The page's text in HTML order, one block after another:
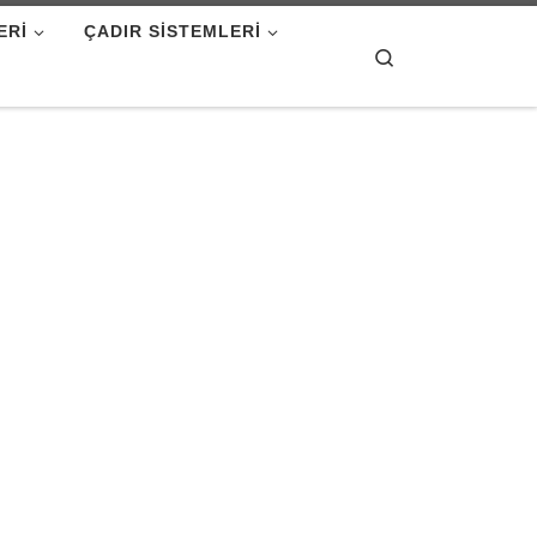
ÇADIR SISTEMLERI